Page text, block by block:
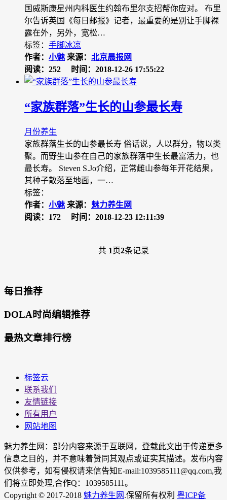
国威斯康星州内科医生约翰布里尔支招帮你应对。 布里
尔告诉英国《每日邮报》记者，最重要的是别让手脚裸
露在外，另外，宽松…
标签： 手脚冰凉
作者： 小魅 来源： 北京晨报网
阅读：252
时间：2018-12-26 17:55:22
“家族群落”生长的山参最长寿
月份养生
家族群落生长的山参最长寿 俗话说，人以群分，物以类
聚。而野生山参在自己的家族群落中生长最富活力，也
最长寿。 Steven S.Jo介绍，正常雌山参每年开花结果，
其种子散落至地面，一…
标签：
作者： 小魅 来源： 魅力养生网
阅读：172
时间：2018-12-23 12:11:39
共 1页2条记录
每日推荐
DOLA时尚编辑推荐
最热文章排行榜
标签云
联系我们
友情链接
所有用户
网站地图
魅力养生网：部分内容来源于互联网，登载此文出于传递更多
信息之目的，并不意味着赞同其观点或证实其描述。发布内容
仅供参考，如有侵权请来信告知E-mail:1039585111@qq.com,我
们将立即处理,合作Q：1039585111。
Copyright © 2017-2018 魅力养生网 .保留所有权利 粤ICP备